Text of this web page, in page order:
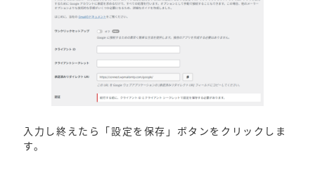
入力し終えたら「設定を保存」ボタンをクリックしま
す。